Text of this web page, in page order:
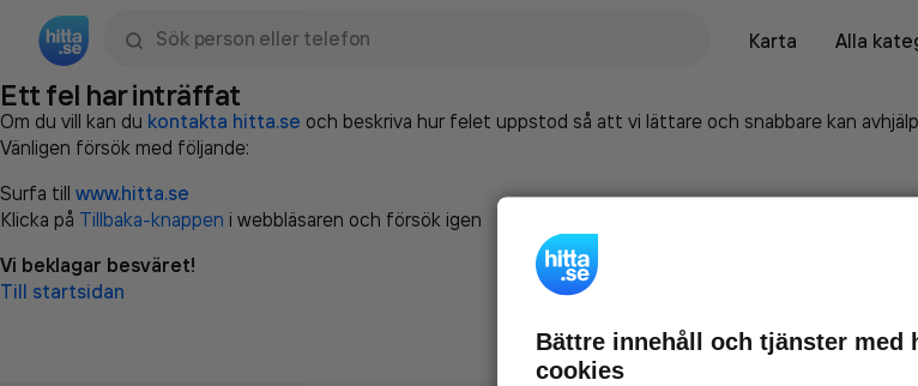
Karta
Alla
Ett fel har inträffat
Om du vill kan du kontakta hitta.se och beskriva hur felet uppstod så att vi lättare och snabbare kan
Vänligen försök med följande:
Surfa till www.hitta.se
Klicka på Tillbaka-knappen i webbläsaren och försök igen
Vi beklagar besväret!
Till startsidan
Bättre innehåll och tjänster med
cookies